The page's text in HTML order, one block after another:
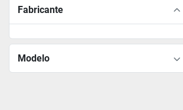
Fabricante
Modelo